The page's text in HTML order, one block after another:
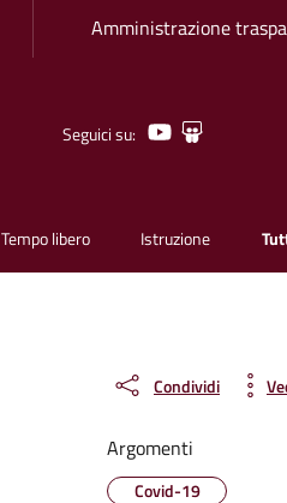
Amministrazione
Seguici su: YoutubeSlideshare
Tempo libero Istruzione
Condividi
Argomenti
Covid-19